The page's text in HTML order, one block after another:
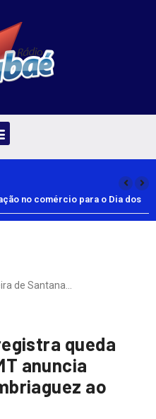
no comércio para o Dia dos
de Santana…
queda
anuncia
ao